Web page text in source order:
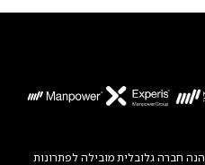
ManpowerGroup® (NYSE: MAN) הנה חברה גלובלית מובילה לפתרונות